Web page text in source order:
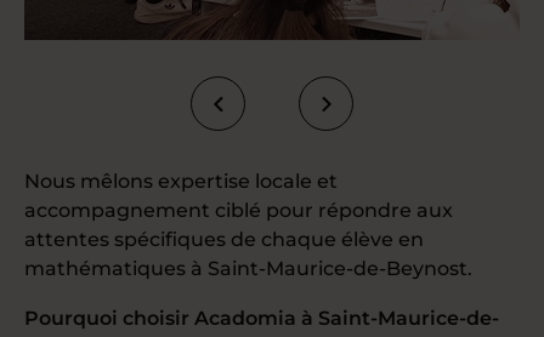
Nous mêlons expertise locale et
accompagnement ciblé pour répondre aux
attentes spécifiques de chaque élève en
mathématiques à Saint-Maurice-de-Beynost.
Pourquoi choisir Acadomia à Saint-Maurice-de-